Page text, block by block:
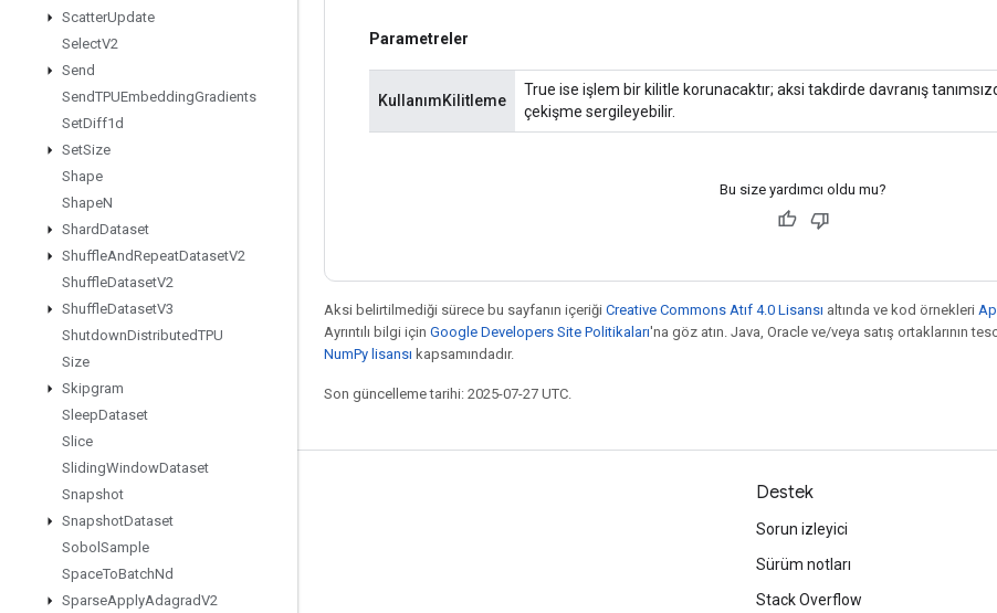
ScatterUpdate
SelectV2
Send
SendTPUEmbeddingGradients
SetDiff1d
SetSize
Shape
ShapeN
ShardDataset
ShuffleAndRepeatDatasetV2
ShuffleDatasetV2
ShuffleDatasetV3
ShutdownDistributedTPU
Size
Skipgram
SleepDataset
Slice
SlidingWindowDataset
Snapshot
SnapshotDataset
Sobol Sample
SpaceToBatchNd
SparseApplyAdagradV2
Parametreler
KullanımKilitleme
True ise işlem bir kilitle korunacaktır; aksi takdirde davranış
çekişme sergileyebilir.
Bu size yardımcı oldu mu?
Aksi belirtilmediği sürece bu sayfanın içeriği Creative Commons Atıf 4.0 Lisansı altında ve kod örnekleri
Ayrıntılı bilgi için Google Developers Site Politikaları'na göz atın. Java, Oracle ve/veya satış ortaklarının
NumPy lisansı kapsamındadır.
Son güncelleme tarihi: 2025-07-27 UTC.
Bağlı kalma
Blog
GitHub
Destek
Sorun izleyici
Sürüm notları
Stack Overflow